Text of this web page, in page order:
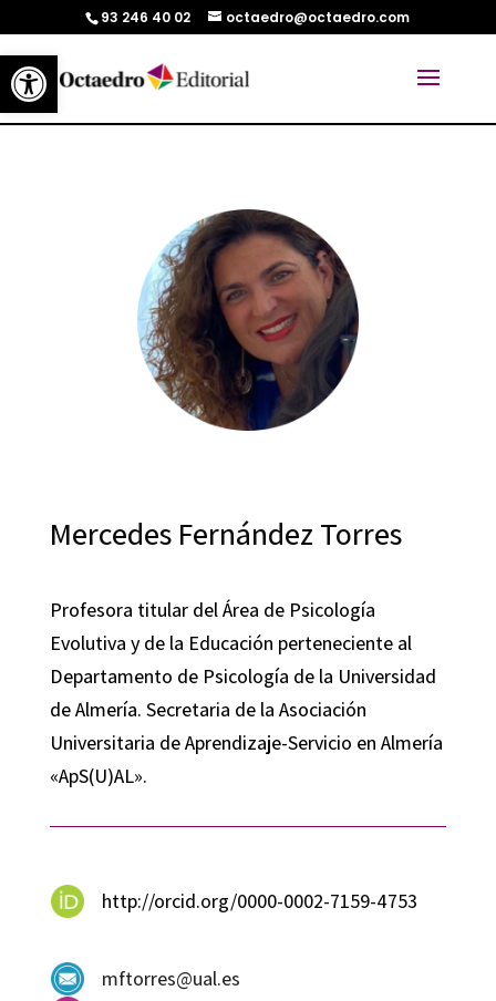
Abrir barra de herramientas
93 246 40 02 octaedro@octaedro.com
Mercedes Fernández Torres
Profesora titular del Área de Psicología
Evolutiva y de la Educación perteneciente al
Departamento de Psicología de la Universidad
de Almería. Secretaria de la Asociación
Universitaria de Aprendizaje-Servicio en Almería
«ApS(U)AL».
http://orcid.org/0000-0002-7159-4753
mftorres@ual.es